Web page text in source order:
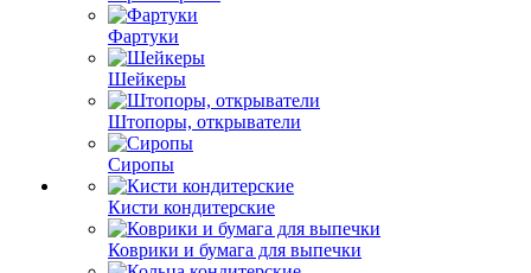
Фартуки
Шейкеры
Штопоры, открыватели
Сиропы
Кисти кондитерские
Коврики и бумага для выпечки